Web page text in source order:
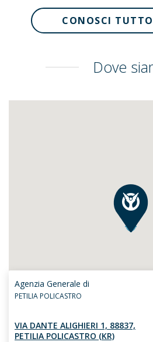
CONOSCI
Dove
Agenzia Generale di
PETILIA POLICASTRO
VIA DANTE ALIGHIERI 1, 88837,
PETILIA POLICASTRO (KR)